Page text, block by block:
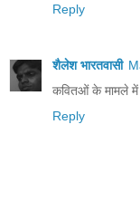
Reply
शैलेश भारतवासी
कवितओं के मामले
Reply